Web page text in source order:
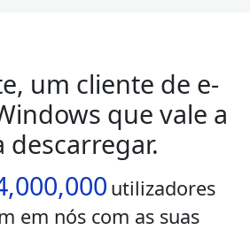
um cliente de e-
que vale a
descarregar.
utilizadores
em nós com as suas